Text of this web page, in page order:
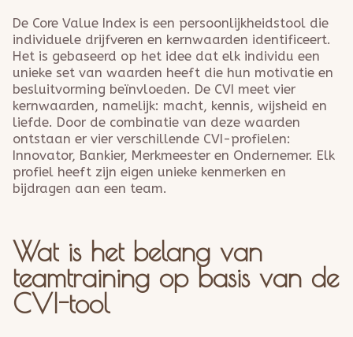
De Core Value Index is een persoonlijkheidstool die
individuele drijfveren en kernwaarden identificeert.
Het is gebaseerd op het idee dat elk individu een
unieke set van waarden heeft die hun motivatie en
besluitvorming beïnvloeden. De CVI meet vier
kernwaarden, namelijk: macht, kennis, wijsheid en
liefde. Door de combinatie van deze waarden
ontstaan er vier verschillende CVI-profielen:
Innovator, Bankier, Merkmeester en Ondernemer. Elk
profiel heeft zijn eigen unieke kenmerken en
bijdragen aan een team.
Wat is het belang van
teamtraining op basis van de
CVI-tool